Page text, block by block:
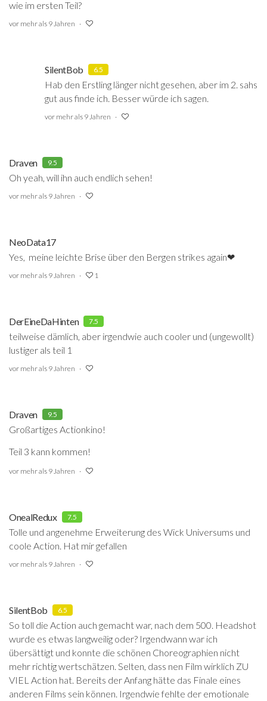
wie im ersten Teil?
vor mehr als 9 Jahren
SilentBob 6.5
Hab den Erstling länger nicht gesehen, aber im 2. sahs
gut aus finde ich. Besser würde ich sagen.
vor mehr als 9 Jahren
Draven 9.5
Oh yeah, will ihn auch endlich sehen!
vor mehr als 9 Jahren
NeoData17
Yes, meine leichte Brise über den Bergen strikes again❤
vor mehr als 9 Jahren 1
DerEineDaHinten 7.5
teilweise dämlich, aber irgendwie auch cooler und (ungewollt)
lustiger als teil 1
vor mehr als 9 Jahren
Draven 9.5
Großartiges Actionkino!
Teil 3 kann kommen!
vor mehr als 9 Jahren
OnealRedux 7.5
Tolle und angenehme Erweiterung des Wick Universums und
coole Action. Hat mir gefallen
vor mehr als 9 Jahren
SilentBob 6.5
So toll die Action auch gemacht war, nach dem 500. Headshot
wurde es etwas langweilig oder? Irgendwann war ich
übersättigt und konnte die schönen Choreographien nicht
mehr richtig wertschätzen. Selten, dass nen Film wirklich ZU
VIEL Action hat. Bereits der Anfang hätte das Finale eines
anderen Films sein können. Irgendwie fehlte der emotionale